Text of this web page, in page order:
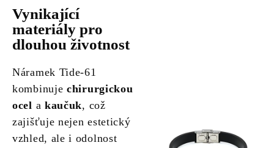
Vynikající
materiály pro
dlouhou životnost
Náramek Tide-61
kombinuje chirurgickou
ocel a kaučuk, což
zajišťuje nejen estetický
vzhled, ale i odolnost